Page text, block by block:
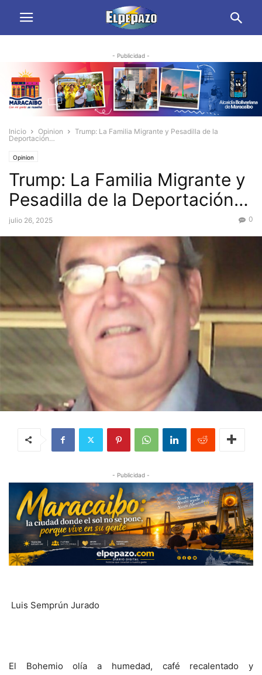
- Publicidad -
Inicio Opinion
Trump: La Familia Migrante y Pesadilla de la
Deportación…
Opinion
Trump: La Familia Migrante y
Pesadilla de la Deportación…
julio 26, 2025 0
- Publicidad -
Luis Semprún Jurado
El Bohemio olía a humedad, café recalentado y